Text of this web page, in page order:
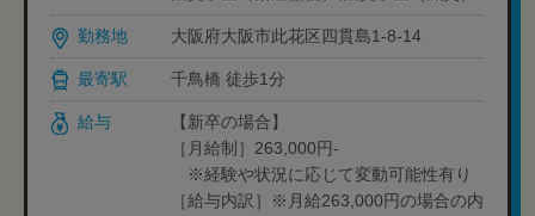
勤務地 大阪府大阪市此花区四貫島1-8-14
最寄駅 千鳥橋 徒歩1分
給与
【新卒の場合】
［月給制］263,000円-
※経験や状況に応じて変動可能性有り
［給与内訳］※月給263,000円の場合の内